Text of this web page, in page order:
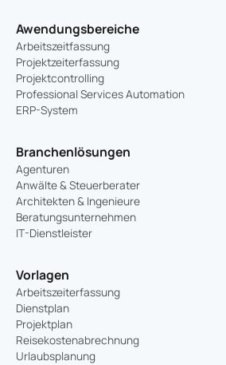
Awendungsbereiche
Arbeitszeitfassung
Projektzeiterfassung
Projektcontrolling
Professional Services Automation
ERP-System
Branchenlösungen
Agenturen
Anwälte & Steuerberater
Architekten & Ingenieure
Beratungsunternehmen
IT-Dienstleister
Vorlagen
Arbeitszeiterfassung
Dienstplan
Projektplan
Reisekostenabrechnung
Urlaubsplanung